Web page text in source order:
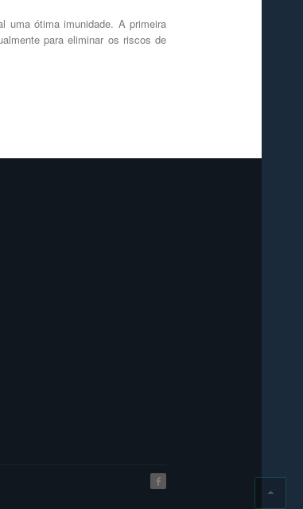
uma ótima imunidade. A primeira
para eliminar os riscos de